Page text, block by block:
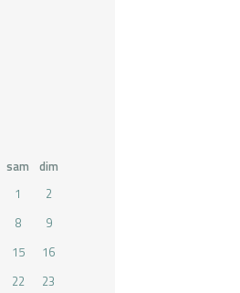
sam dim
1
2
8
9
15
16
22
23